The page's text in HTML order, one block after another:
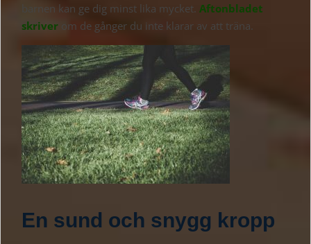
barnen kan ge dig minst lika mycket. Aftonbladet
skriver om de gånger du inte klarar av att träna.
En sund och snygg kropp